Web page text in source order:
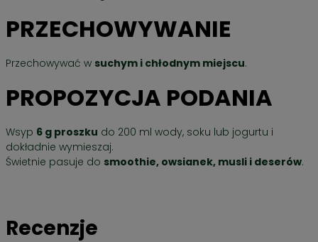
PRZECHOWYWANIE
Przechowywać w suchym i chłodnym miejscu.
PROPOZYCJA PODANIA
Wsyp 6 g proszku do 200 ml wody, soku lub jogurtu i
dokładnie wymieszaj.
Świetnie pasuje do smoothie, owsianek, musli i deserów.
Recenzje